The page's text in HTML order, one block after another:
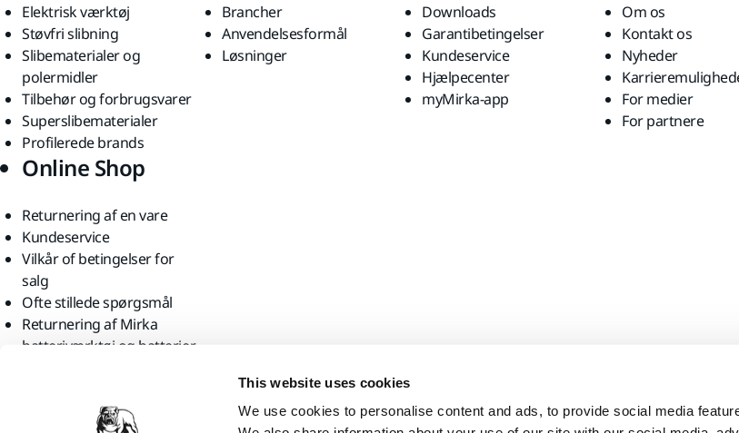
This website uses cookies
We use cookies to personalise content and ads, to provide social media
Elektrisk værktøj
Støvfri slibning
Slibematerialer og
polermidler
Tilbehør og forbrugsvarer
Superslibematerialer
Profilerede brands
Brancher
Anvendelsesformål
Løsninger
Downloads
Garantibetingelser
Kundeservice
Hjælpecenter
myMirka-app
Om os
Kontakt os
Nyheder
For medier
For partnere
Online Shop
Returnering af en vare
Kundeservice
Vilkår of betingelser for
salg
Ofte stillede spørgsmål
Returnering af Mirka
batteriværktøj og batterier